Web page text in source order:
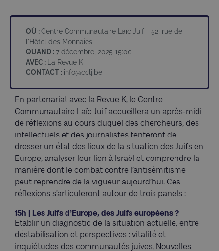
OÙ :Centre Communautaire Laïc Juif - 52, rue de
l'Hôtel des Monnaies
QUAND :7 décembre, 2025 15:00
AVEC :
La Revue K
CONTACT : info@cclj.be
En partenariat avec la Revue K, le Centre
Communautaire Laïc Juif accueillera un après-midi
de réflexions au cours duquel des chercheurs, des
intellectuels et des journalistes tenteront de
dresser un état des lieux de la situation des Juifs en
Europe, analyser leur lien à Israël et comprendre la
manière dont le combat contre l’antisémitisme
peut reprendre de la vigueur aujourd’hui. Ces
réflexions s’articuleront autour de trois panels :
15h | Les Juifs d’Europe, des Juifs européens ?
Etablir un diagnostic de la situation actuelle, entre
déstabilisation et perspectives : vitalité et
inquiétudes des communautés juives, Nouvelles